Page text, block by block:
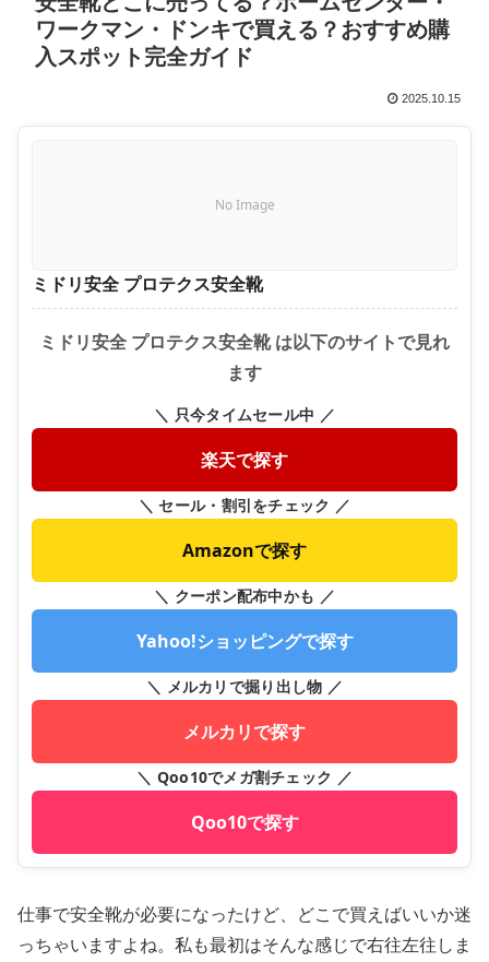
ワークマン・ドンキで買える？おすすめ購
入スポット完全ガイド
2025.10.15
No Image
ミドリ安全 プロテクス安全靴
ミドリ安全 プロテクス安全靴 は以下のサイトで見れ
ます
＼ 只今タイムセール中 ／
楽天で探す
＼ セール・割引をチェック ／
Amazonで探す
＼ クーポン配布中かも ／
Yahoo!ショッピングで探す
＼ メルカリで掘り出し物 ／
メルカリで探す
＼ Qoo10でメガ割チェック ／
Qoo10で探す
仕事で安全靴が必要になったけど、どこで買えばいいか迷
っちゃいますよね。私も最初はそんな感じで右往左往しま